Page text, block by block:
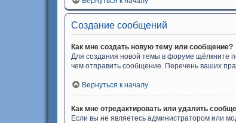
Создание сообщений
Как мне создать новую тему или сообщение?
Для создания новой темы в форуме щёлкните
чем отправить сообщение. Перечень ваших
Вернуться к началу
Как мне отредактировать или удалить
Если вы не являетесь администратором или